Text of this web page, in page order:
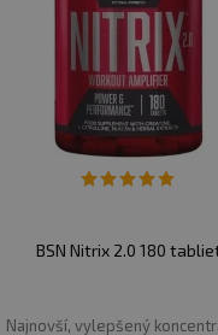
BSN Nitrix 2.0 180
Najnovší, vylepšený